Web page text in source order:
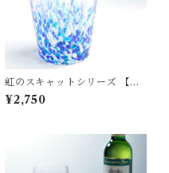
虹のスキャットシリーズ 【ブ
ルー】うみタンブラー ガラス
松ヶ岡ガラス
¥2,750